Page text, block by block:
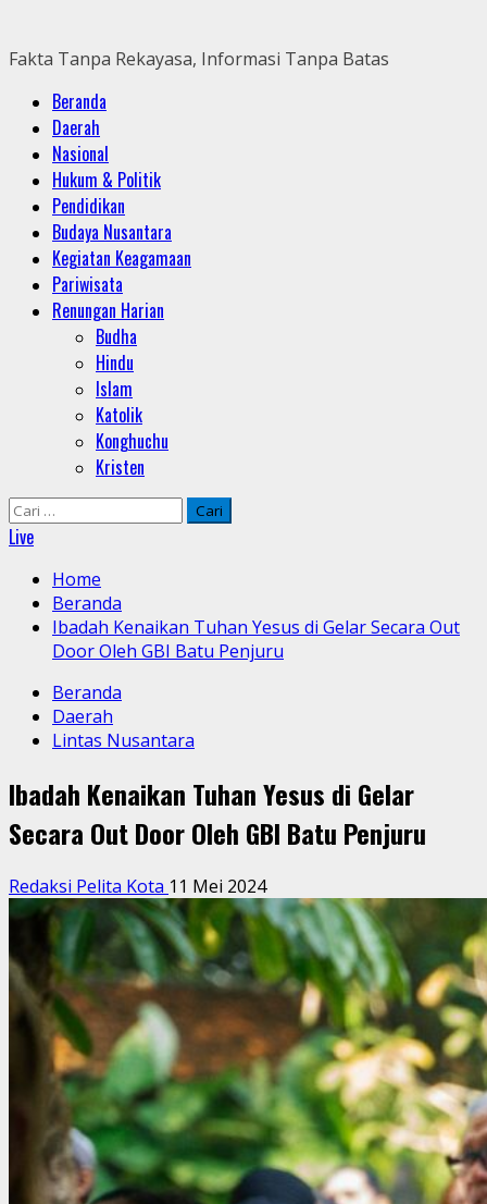
Fakta Tanpa Rekayasa, Informasi Tanpa Batas
Primary
Menu
Beranda
Daerah
Nasional
Hukum & Politik
Pendidikan
Budaya Nusantara
Kegiatan Keagamaan
Pariwisata
Renungan Harian
Budha
Hindu
Islam
Katolik
Konghuchu
Kristen
Cari
untuk:
Live
Home
Beranda
Ibadah Kenaikan Tuhan Yesus di Gelar Secara Out
Door Oleh GBI Batu Penjuru
Beranda
Daerah
Lintas Nusantara
Ibadah Kenaikan Tuhan Yesus di Gelar
Secara Out Door Oleh GBI Batu Penjuru
Redaksi Pelita Kota 11 Mei 2024